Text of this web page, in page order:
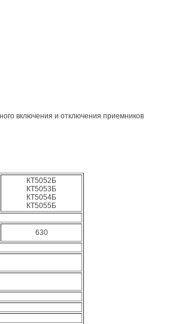
включения и отключения приемников
КТ5052Б
КТ5053Б
КТ5054Б
КТ5055Б
630